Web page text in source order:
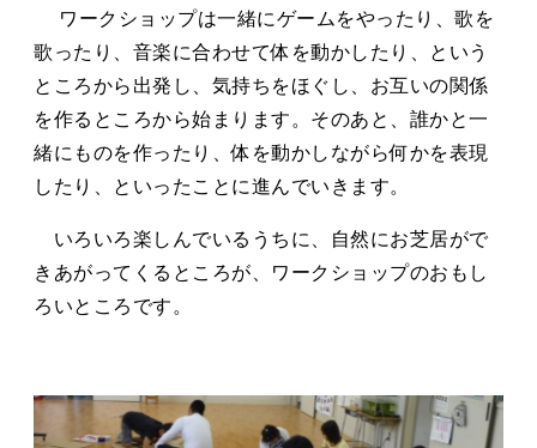
ワークショップは一緒にゲームをやったり、歌を
歌ったり、音楽に合わせて体を動かしたり、という
ところから出発し、気持ちをほぐし、お互いの関係
を作るところから始まります。そのあと、誰かと一
緒にものを作ったり、体を動かしながら何かを表現
したり、といったことに進んでいきます。
いろいろ楽しんでいるうちに、自然にお芝居がで
きあがってくるところが、ワークショップのおもし
ろいところです。